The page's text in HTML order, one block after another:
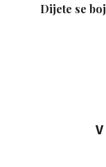
Dijete se